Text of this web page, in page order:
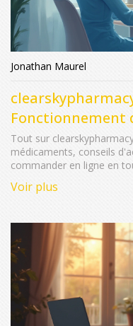
Jonathan Maurel
Fonctionnement
Tout sur
médicaments, conseils
commander en ligne en
Voir plus